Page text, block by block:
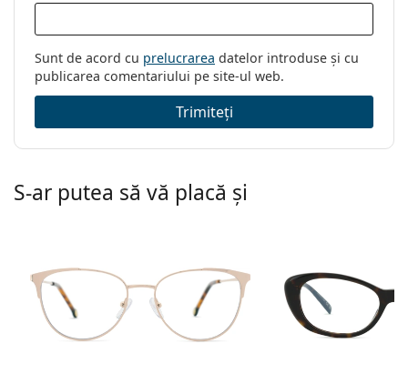
Sunt de acord cu prelucrarea datelor introduse și cu
publicarea comentariului pe site-ul web.
Trimiteți
S-ar putea să vă placă și